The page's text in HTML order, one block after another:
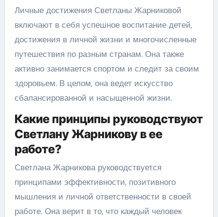
Личные достижения Светланы Жарниковой
включают в себя успешное воспитание детей,
достижения в личной жизни и многочисленные
путешествия по разным странам. Она также
активно занимается спортом и следит за своим
здоровьем. В целом, она ведет искусство
сбалансированной и насыщенной жизни.
Какие принципы руководствуют
Светлану Жарникову в ее
работе?
Светлана Жарникова руководствуется
принципами эффективности, позитивного
мышления и личной ответственности в своей
работе. Она верит в то, что каждый человек